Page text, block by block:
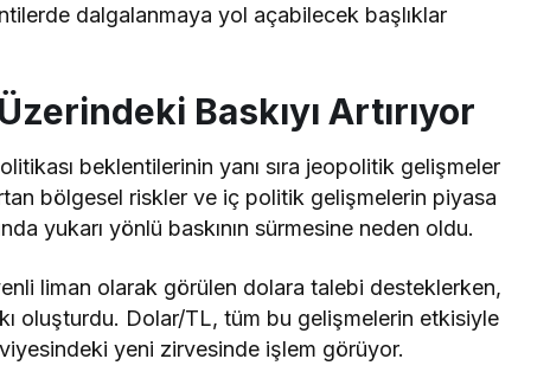
dalgalanmaya yol açabilecek başlıklar
Baskıyı Artırıyor
beklentilerinin yanı sıra jeopolitik gelişmeler
bölgesel riskler ve iç politik gelişmelerin piyasa
yukarı yönlü baskının sürmesine neden oldu.
liman olarak görülen dolara talebi desteklerken,
oluşturdu. Dolar/TL, tüm bu gelişmelerin etkisiyle
yeni zirvesinde işlem görüyor.